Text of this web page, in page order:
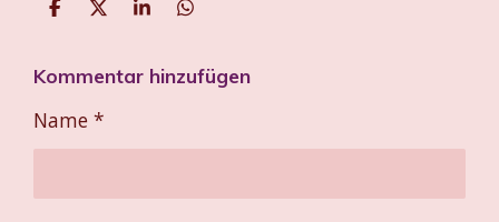
T
l
n
T
l
n
T
l
T
l
Kommentar hinzufügen
Name *